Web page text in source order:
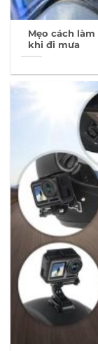
Mẹo cách
khi đi mưa